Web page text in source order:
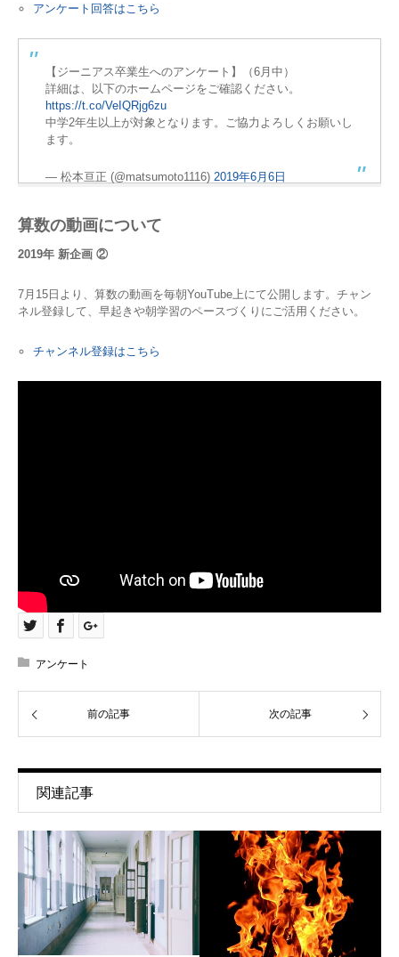
アンケート回答はこちら
【ジーニアス卒業生へのアンケート】（6月中）
詳細は、以下のホームページをご確認ください。
https://t.co/VeIQRjg6zu
中学2年生以上が対象となります。ご協力よろしくお願いし
ます。
— 松本亘正 (@matsumoto1116) 2019年6月6日
算数の動画について
2019年 新企画 ②
7月15日より、算数の動画を毎朝YouTube上にて公開します。チャン
ネル登録して、早起きや朝学習のペースづくりにご活用ください。
チャンネル登録はこちら
アンケート
前の記事 次の記事
関連記事